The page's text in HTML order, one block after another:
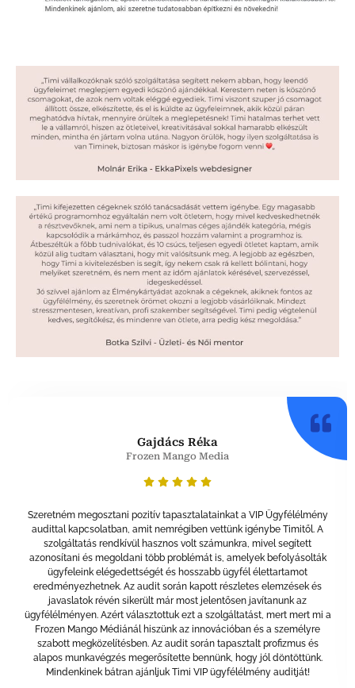
Gajdács Réka
Frozen Mango Media
Szeretném megosztani pozitív tapasztalatainkat a VIP Ügyfélélmény
audittal kapcsolatban, amit nemrégiben vettünk igénybe Timitől. A
szolgáltatás rendkívül hasznos volt számunkra, mivel segített
azonosítani és megoldani több problémát is, amelyek befolyásolták
ügyfeleink elégedettségét és hosszabb ügyfél élettartamot
eredményezhetnek. Az audit során kapott részletes elemzések és
javaslatok révén sikerült már most jelentősen javítanunk az
ügyfélélményen. Azért választottuk ezt a szolgáltatást, mert mert mi a
Frozen Mango Médiánál hiszünk az innovációban és a személyre
szabott megközelítésben. Az audit során tapasztalt profizmus és
alapos munkavégzés megerősítette bennünk, hogy jól döntöttünk.
Mindenkinek bátran ajánljuk Timi VIP ügyfélélmény auditját!